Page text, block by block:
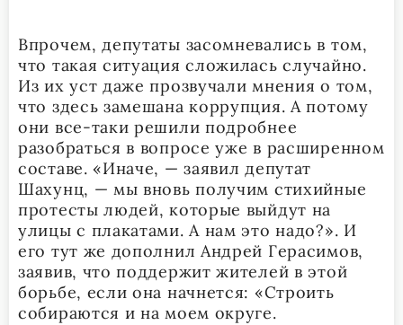
Впрочем, депутаты засомневались в том,
что такая ситуация сложилась случайно.
Из их уст даже прозвучали мнения о том,
что здесь замешана коррупция. А потому
они все-таки решили подробнее
разобраться в вопросе уже в расширенном
составе. «Иначе, — заявил депутат
Шахунц, — мы вновь получим стихийные
протесты людей, которые выйдут на
улицы с плакатами. А нам это надо?». И
его тут же дополнил Андрей Герасимов,
заявив, что поддержит жителей в этой
борьбе, если она начнется: «Строить
собираются и на моем округе.